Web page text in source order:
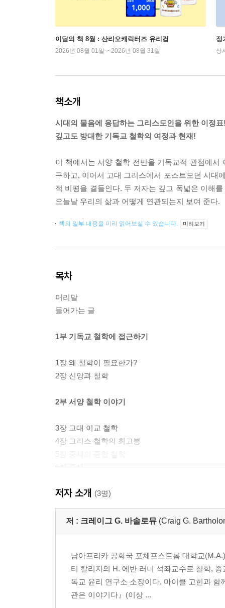
이달의 책 8월 : 산리오캐릭터즈 유리컵
2026년 08월 01일 ~ 2026년 08월 31일
정
상
책소개
시대의 물음에 응답하는 그리스도인을 위한 이정
깊고도 방대한 기독교 철학의 여정과 현재!
이 책에서는 서양 철학 전반을 기독교적 관점에
구하고, 이어서 고대 그리스에서 포스트모던 시대
적 비평을 곁들인다. 두 저자는 깊고 폭넓은 이해
오늘날 우리의 삶과 어떻게 연관되는지 보여 준다.
책의 일부 내용을 미리 읽어보실 수 있습니다. 미리보기
목차
머리말
들어가는 글
1부 기독교 철학에 접근하기
1장 왜 철학이 필요한가?
2장 신앙과 철학
2부 서양 철학 이야기
3장 고대 이교 철학
4장 그리스 철학의 최고봉
6장 중세
8장 초기 근대 철학
9장 근대 철학
10장 근대 철학
3부 오늘의 기독교 철학
12장 오늘의 기독교 철학
13장 개혁주의 인식론
저자 소개 (3명)
저 : 크레이그 G. 바솔로뮤 (Craig G.
남아프리카 공화국 포체프스트롬 대학교
티 칼리지의 H. 에반 러너 석좌교수로 철학,
독교 윤리 연구소 소장이다. 마이클 고힌과
관은 이야기다』(이상 ...